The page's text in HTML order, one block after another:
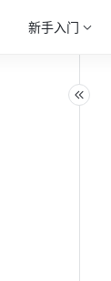
新手入门